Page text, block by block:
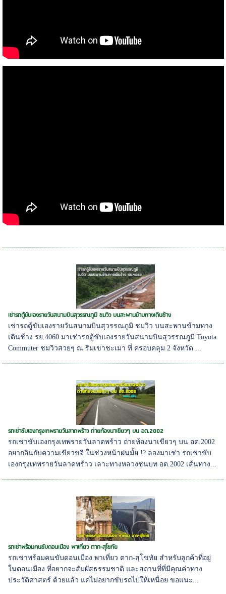
เช่ารถตู้ขับเองรายวันสนามบินสุวรรณภูมิ ชมวิว บนสะพานข้ามทางเดินช้าง
เช่ารถตู้ขับเองรายวันสนามบินสุวรรณภูมิ ชมวิว บนสะพานข้ามทาง
เดินช้าง รย.4060 มาเช่ารถตู้ขับเองรายวันสนามบินสุวรรณภูมิ Toyota
Commuter ชมวิวสวยๆ ณ ริมเขาชะเมา ที่ ครอบคลุม 2 จังหวัด ...
รถเช่าขับเองกรุงเทพรายวันลาดพร้าว ถ่ายท้องนาเขียวๆ บน อต.2002
รถเช่าขับเองกรุงเทพรายวันลาดพร้าว ถ่ายท้องนาเขียวๆ บน อต.2002
อยากอินกับความเขียวขจี ในช่วงหน้าฝนมั้ย !? ลองมาเช่า รถเช่าขับ
เองกรุงเทพรายวันลาดพร้าว เลาะทางหลวงชนบท อต.2002 เส้นทาง...
รถเช่าพร้อมคนขับดอนเมือง พาเที่ยว ตาก-สุโขทัย
รถเช่าพร้อมคนขับดอนเมือง พาเที่ยว ตาก-สุโขทัย สำหรับลูกค้าที่อยู่
ในดอนเมือง ที่อยากจะสัมผัสธรรมชาติ และสถานที่ที่มีคุณค่าทาง
ประวัติศาสตร์ ด้วยแล้ว แค่ไม่อยากขับรถไปให้เหนื่อย ขอแนะ...